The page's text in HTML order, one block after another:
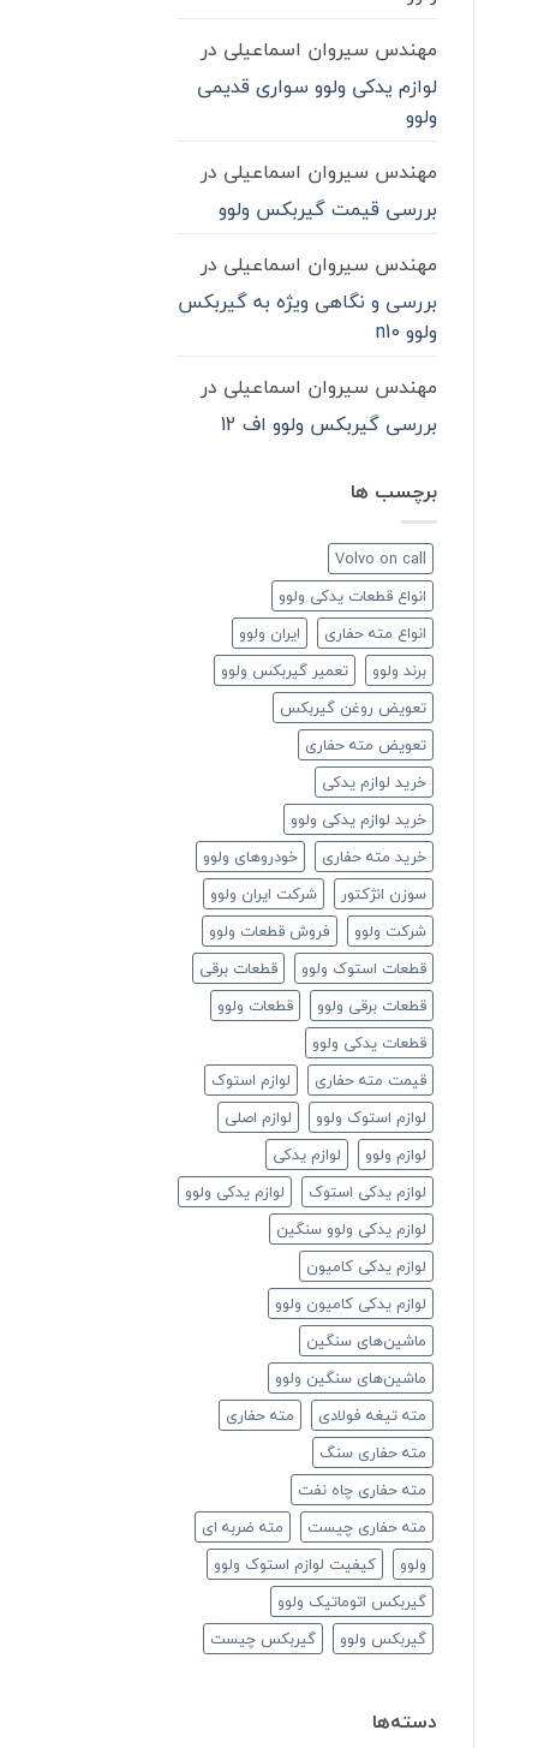
مهندس سیروان اسماعیلی در
لوازم یدکی ولوو سواری قدیمی
ولوو
مهندس سیروان اسماعیلی در
بررسی قیمت گیربکس ولوو
مهندس سیروان اسماعیلی در
بررسی و نگاهی ویژه به گیربکس
ولوو n10
مهندس سیروان اسماعیلی در
بررسی گیربکس ولوو اف 12
برچسب ها
Volvo on call
انواع قطعات یدکی ولوو
انواع مته حفاری
ایران ولوو
برند ولوو
تعمیر گیربکس ولوو
تعویض روغن گیربکس
تعویض مته حفاری
خرید لوازم یدکی
خرید لوازم یدکی ولوو
خرید مته حفاری
خودروهای ولوو
سوزن انژکتور
شرکت ایران ولوو
شرکت ولوو
فروش قطعات ولوو
قطعات استوک ولوو
قطعات برقی
قطعات برقی ولوو
قطعات ولوو
قطعات یدکی ولوو
قیمت مته حفاری
لوازم استوک
لوازم استوک ولوو
لوازم اصلی
لوازم ولوو
لوازم یدکی
لوازم یدکی استوک
لوازم یدکی ولوو
لوازم یدکی ولوو سنگین
لوازم یدکی کامیون
لوازم یدکی کامیون ولوو
ماشین‌های سنگین
ماشین‌های سنگین ولوو
مته تیغه فولادی
مته حفاری
مته حفاری سنگ
مته حفاری چاه نفت
مته حفاری چیست
مته ضربه ای
ولوو
کیفیت لوازم استوک ولوو
گیربکس اتوماتیک ولوو
گیربکس ولوو
گیربکس چیست
دسته‌ها